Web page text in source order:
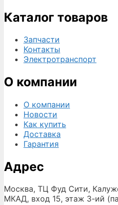
Каталог товаров
Запчасти
Контакты
Электротранспорт
О компании
О компании
Новости
Как купить
Доставка
Гарантия
Адрес
Москва, ТЦ Фуд Сити,
МКАД, вход 15, этаж 3-ий